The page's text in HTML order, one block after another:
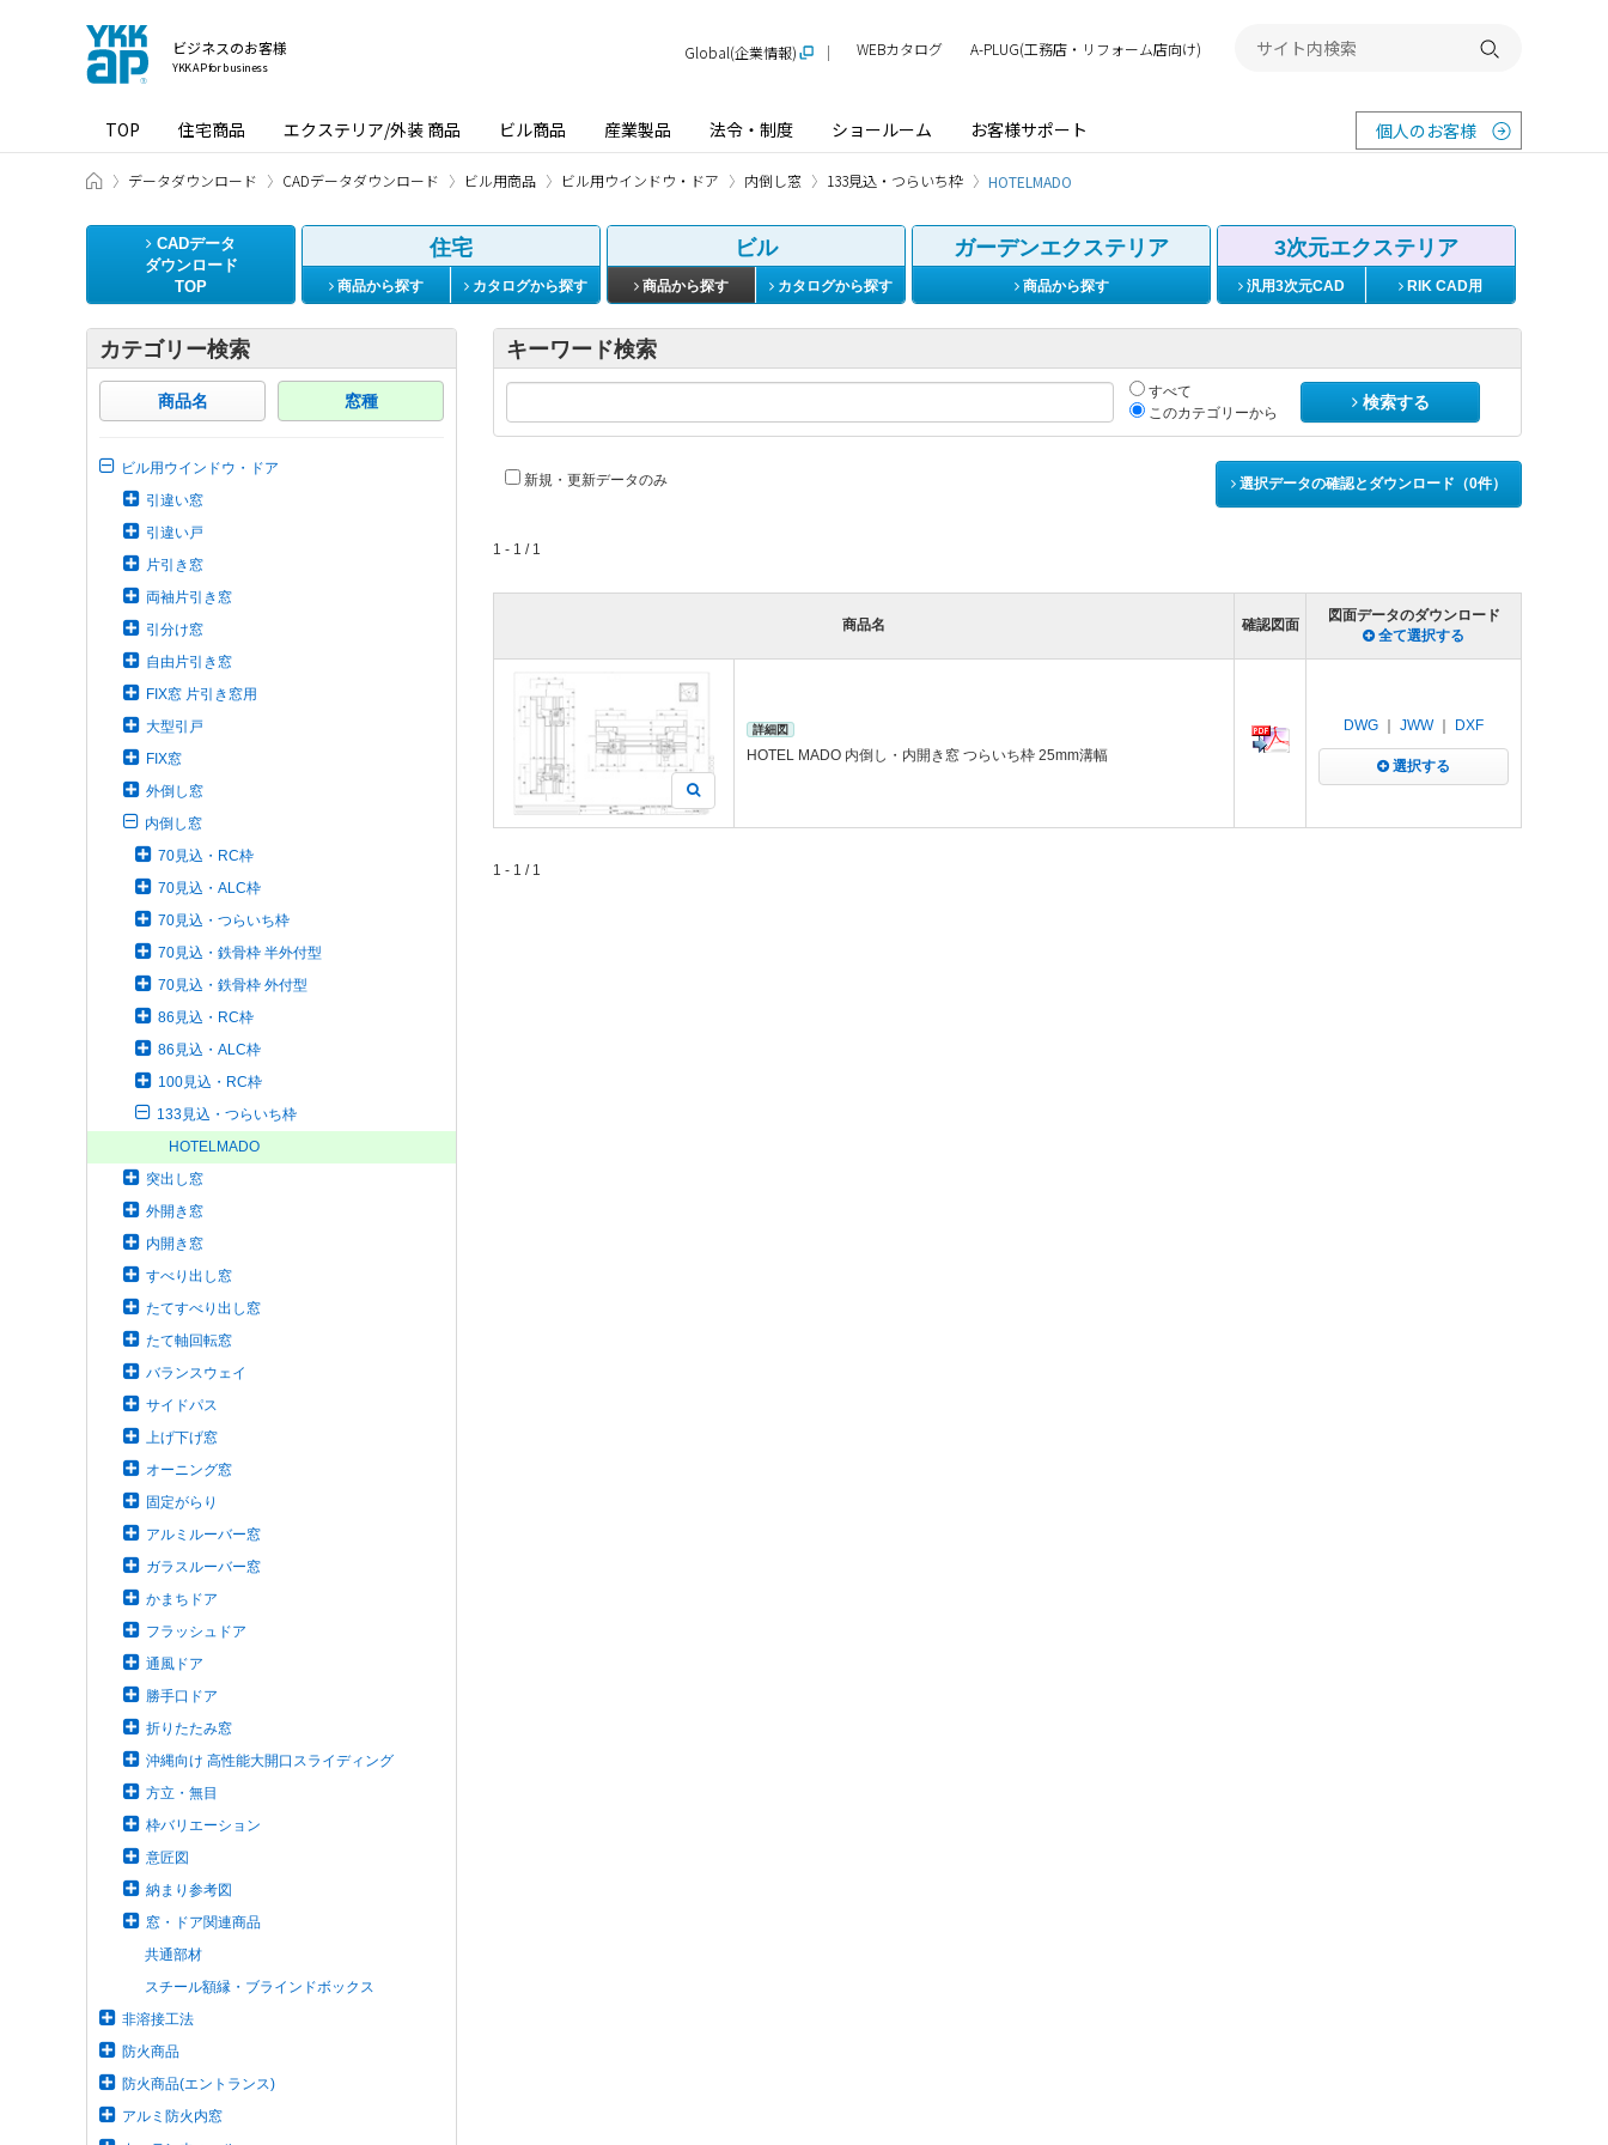
ビジネスのお客様
YKK AP for business
TOP 住宅商品 エクステリア/外装 商品 ビル商品 産業製品 法令・制度 ショールーム お客様サポート 個人のお客様
Global(企業情報) WEBカタログ A-PLUG(工務店・リフォーム店向け) 検索する
ビジネスのお客様 HOME
データダウンロード CADデータダウンロード ビル用商品 ビル用ウインドウ・ドア 内倒し窓 133見込・つらいち枠 HOTELMADO
CADデータ
ダウンロード
TOP
住宅
商品から探す カタログから探す
ビル
商品から探す カタログから探す
ガーデンエクステリア
商品から探す
3次元エクステリア
汎用3次元CAD RIK CAD用
カテゴリー検索
商品名 窓種
ビル用ウインドウ・ドア
引違い窓
引違い戸
片引き窓
両袖片引き窓
引分け窓
自由片引き窓
FIX窓 片引き窓用
大型引戸
FIX窓
外倒し窓
内倒し窓
70見込・RC枠
70見込・ALC枠
70見込・つらいち枠
70見込・鉄骨枠 半外付型
70見込・鉄骨枠 外付型
86見込・RC枠
86見込・ALC枠
100見込・RC枠
133見込・つらいち枠
HOTELMADO
突出し窓
外開き窓
内開き窓
すべり出し窓
たてすべり出し窓
たて軸回転窓
バランスウェイ
サイドパス
上げ下げ窓
オーニング窓
固定がらり
アルミルーバー窓
ガラスルーバー窓
かまちドア
フラッシュドア
通風ドア
勝手口ドア
折りたたみ窓
沖縄向け 高性能大開口スライディング
方立・無目
枠バリエーション
意匠図
納まり参考図
窓・ドア関連商品
共通部材
スチール額縁・ブラインドボックス
非溶接工法
防火商品
防火商品(エントランス)
アルミ防火内窓
キーワード検索
すべて
このカテゴリーから
検索する
新規・更新データのみ 選択データの確認とダウンロード（0件）
1 - 1 / 1
商品名 確認図面
図面データのダウンロード
全て選択する
詳細図
HOTEL MADO 内倒し・内開き窓 つらいち枠 25mm溝幅
DWG JWW｜ DXF
選択する
1 - 1 / 1